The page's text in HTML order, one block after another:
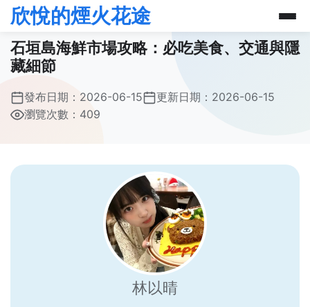
欣悅的煙火花途
石垣島海鮮市場攻略：必吃美食、交通與隱
藏細節
發布日期： 2026-06-15 更新日期： 2026-06-15
瀏覽次數：409
林以晴